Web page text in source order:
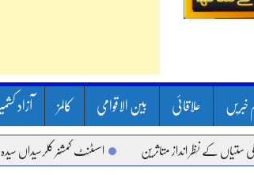
خبریں علاقائی بین الاقوامی کالمز آزاد کشمیر
نظر انداز متاثرین اسسٹنٹ کمشنر کلرسیداں سیدہ